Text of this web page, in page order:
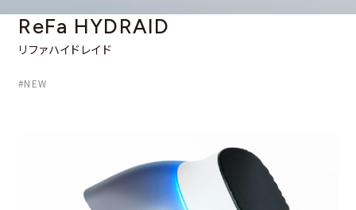
#NEW
ReFa HYDRAID
リファハイドレイド